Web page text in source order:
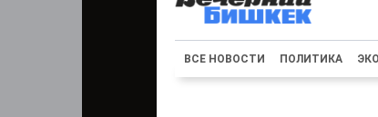
ВСЕ НОВОСТИ ПОЛИТИКА